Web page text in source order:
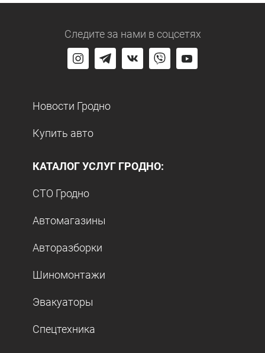
Следите за нами в соцсетях
Новости Гродно
Купить авто
КАТАЛОГ УСЛУГ ГРОДНО:
СТО Гродно
Автомагазины
Авторазборки
Шиномонтажи
Эвакуаторы
Спецтехника